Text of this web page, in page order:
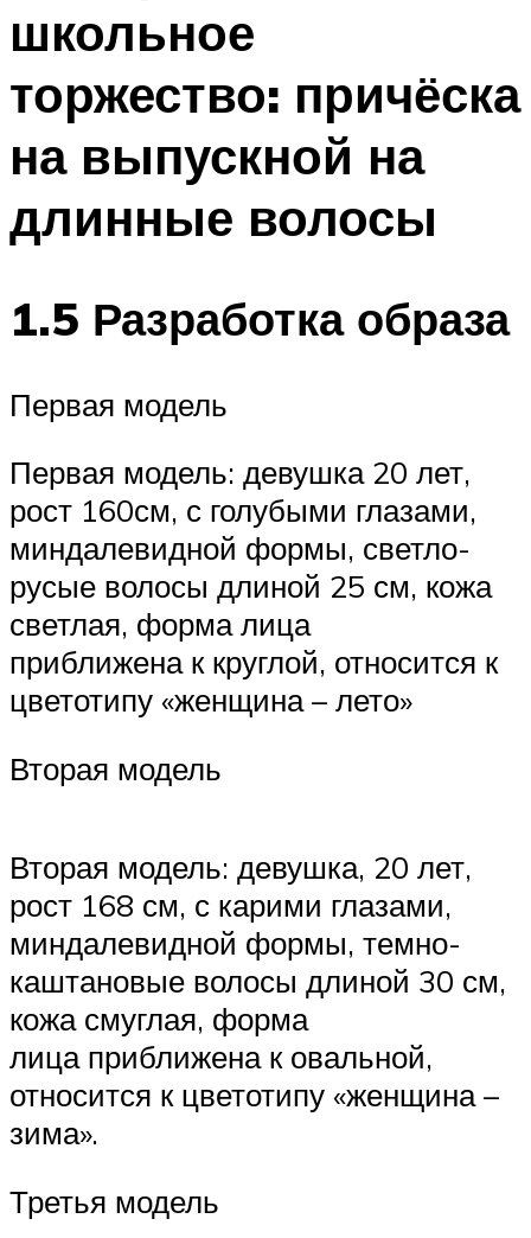
Меню
школьное
торжество: причёска
на выпускной на
длинные волосы
1.5 Разработка образа
Первая модель
Первая модель: девушка 20 лет,
рост 160см, с голубыми глазами,
миндалевидной формы, светло-
русые волосы длиной 25 см, кожа
светлая, форма лица
приближена к круглой, относится к
цветотипу «женщина – лето»
Вторая модель
Вторая модель: девушка, 20 лет,
рост 168 см, с карими глазами,
миндалевидной формы, темно-
каштановые волосы длиной 30 см,
кожа смуглая, форма
лица приближена к овальной,
относится к цветотипу «женщина –
зима».
Третья модель